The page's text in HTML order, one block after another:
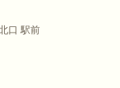
口 駅前